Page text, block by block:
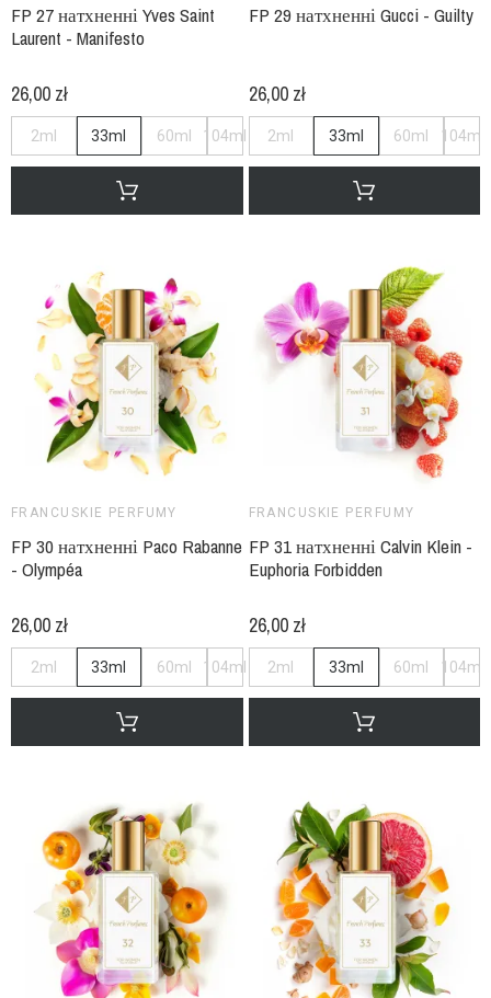
FP 27 натхненні Yves Saint
Laurent - Manifesto
26,00 zł
2ml 33ml 60ml 104ml
FP 29 натхненні Gucci - Guilty
26,00 zł
2ml 33ml 60ml 104ml
FRANCUSKIE PERFUMY
FP 30 натхненні Paco Rabanne
- Olympéa
26,00 zł
2ml 33ml 60ml 104ml
FRANCUSKIE PERFUMY
FP 31 натхненні Calvin Klein -
Euphoria Forbidden
26,00 zł
2ml 33ml 60ml 104ml